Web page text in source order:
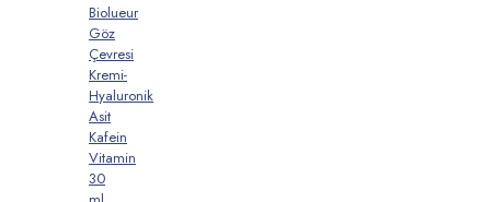
Biolueur
Göz
Çevresi
Kremi-
Hyaluronik
Asit
Kafein
Vitamin
30